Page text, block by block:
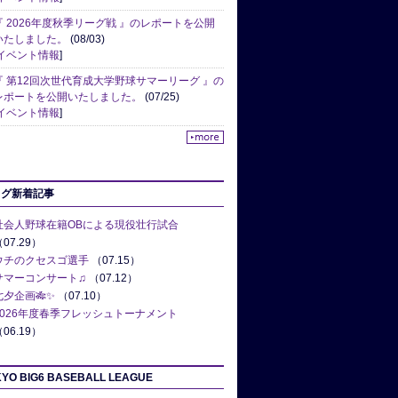
『 2026年度秋季リーグ戦 』のレポートを公開
たしました。 (08/03)
ベント情報]
『 第12回次世代育成大学野球サマーリーグ 』の
ポートを公開いたしました。 (07/25)
ベント情報]
新着記事
会人野球在籍OBによる現役壮行試合
（07.29）
チのクセスゴ選手 （07.15）
マーコンサート♫ （07.12）
夕企画🎋✨ （07.10）
年度春季フレッシュトーナメント
（06.19）
BIG6 BASEBALL LEAGUE